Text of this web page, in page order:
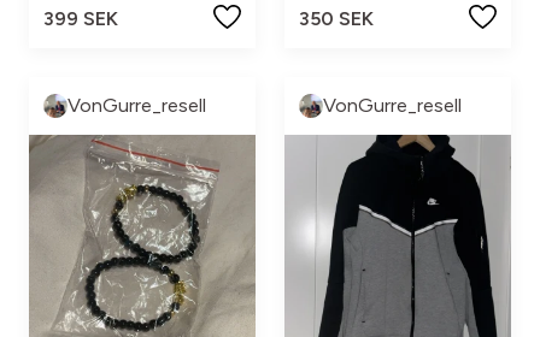
399 SEK
350 SEK
VonGurre_resell VonGurre_resell